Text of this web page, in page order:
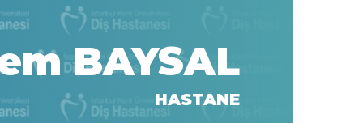
BAYSAL
HASTANE